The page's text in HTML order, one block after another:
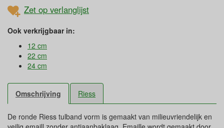
Zet op verlanglijst
Ook verkrijgbaar in:
12 cm
22 cm
24 cm
Omschrijving Riess
De ronde Riess tulband vorm is gemaakt van milieuvriendelijk en